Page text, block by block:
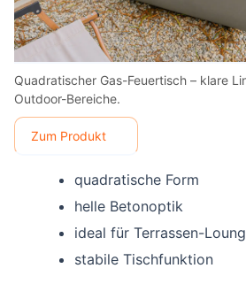
Quadratischer Gas-Feuertisch – klare
Outdoor-Bereiche.
Zum Produkt
quadratische Form
helle Betonoptik
ideal für Terrassen-
stabile Tischfunktion